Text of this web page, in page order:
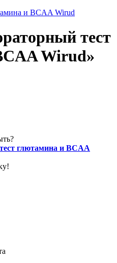
и BCAA Wirud
тест
Wirud»
глютамина и BCAA